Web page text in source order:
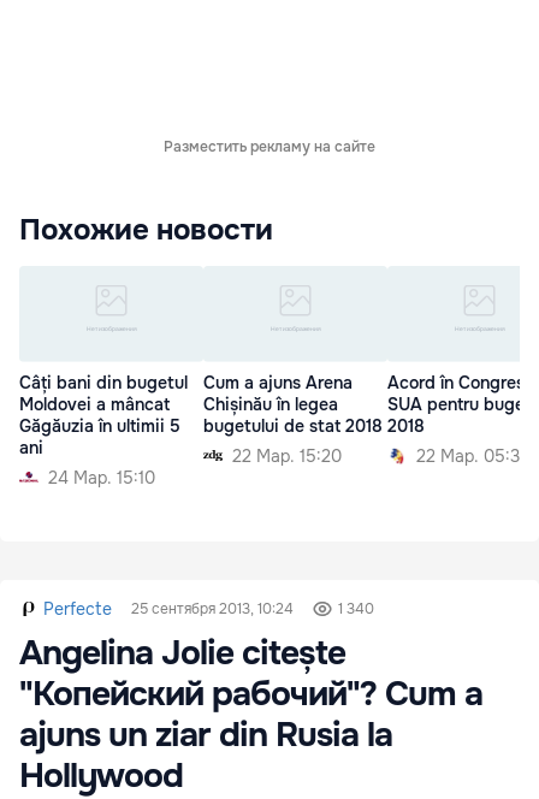
Разместить рекламу на сайте
Похожие новости
Câți bani din bugetul
Moldovei a mâncat
Găgăuzia în ultimii 5
ani
24 Мар. 15:10
Cum a ajuns Arena
Chișinău în legea
bugetului de stat 2018
22 Мар. 15:20
Acord în Congresul
SUA pentru
2018
22 Мар. 05:30
Perfecte 25 сентября 2013, 10:24 1 340
Angelina Jolie citește
"Копейский рабочий"? Cum a
ajuns un ziar din Rusia la
Hollywood